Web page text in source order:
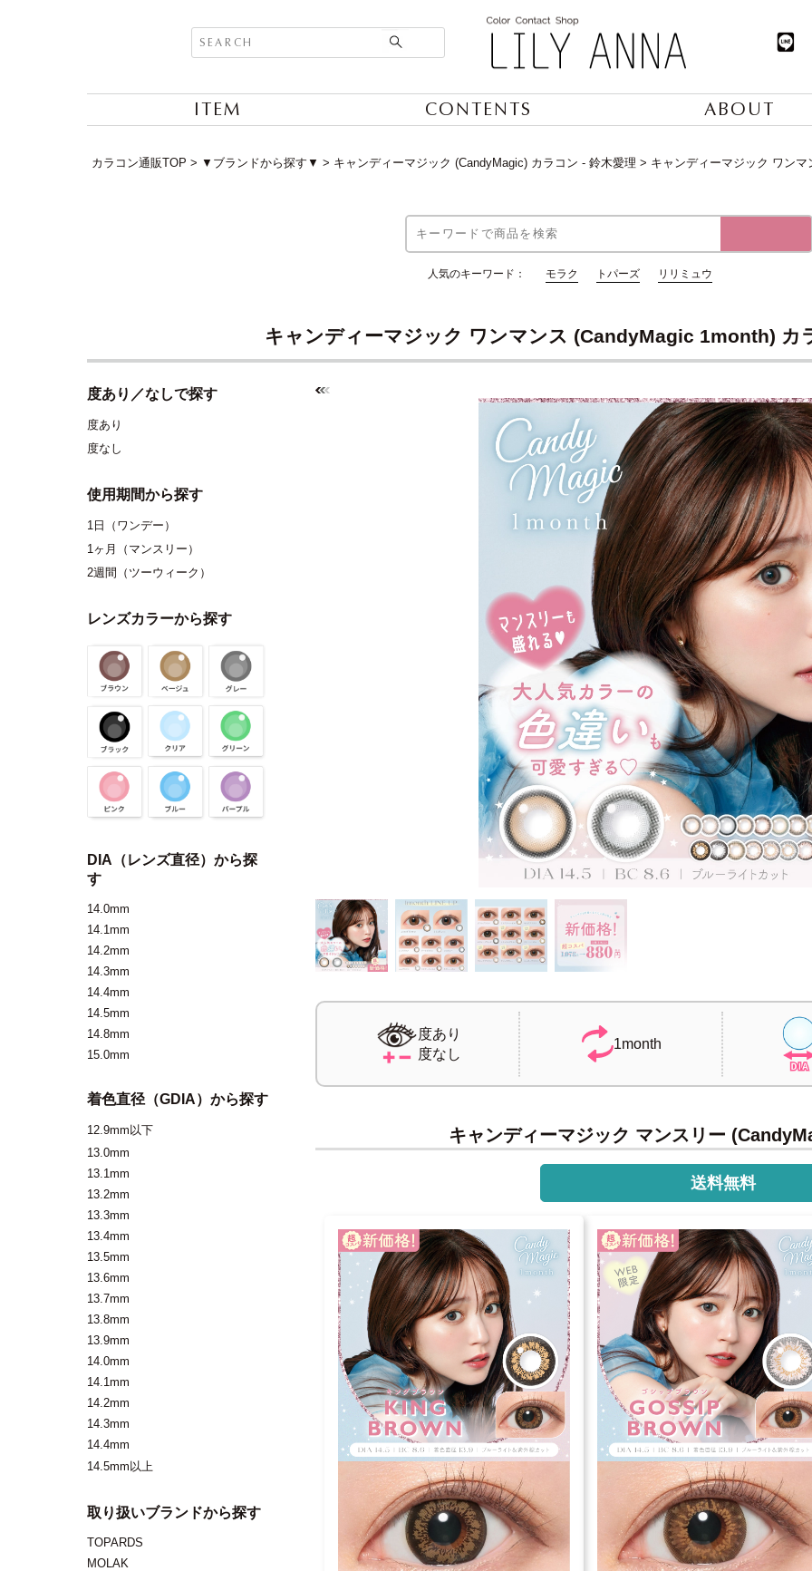
ITEM CONTENTS ABOUT
カラコン通販TOP ▼ブランドから探す▼ キャンディーマジック (CandyMagic) カラコン - 鈴木愛理 キャンディーマジック ワン
人気のキーワード： モラク トパーズ リリミュウ
キャンディーマジック ワンマンス (CandyMagic 1month) カ
度あり／なしで探す
度あり
度なし
使用期間から探す
1日（ワンデー）
1ヶ月（マンスリー）
2週間（ツーウィーク）
レンズカラーから探す
DIA（レンズ直径）から探
す
14.0mm
14.1mm
14.2mm
14.3mm
14.4mm
14.5mm
14.8mm
15.0mm
着色直径（GDIA）から探す
12.9mm以下
13.0mm
13.1mm
13.2mm
13.3mm
13.4mm
13.5mm
13.6mm
13.7mm
13.8mm
13.9mm
14.0mm
14.1mm
14.2mm
14.3mm
14.4mm
14.5mm以上
取り扱いブランドから探す
TOPARDS
MOLAK
度あり
度なし
1month
キャンディーマジック マンスリー
送料無料